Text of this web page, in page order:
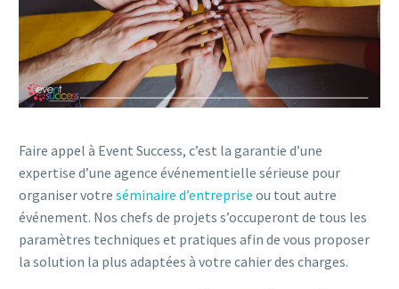
Faire appel à Event Success, c’est la garantie d’une
expertise d’une agence événementielle sérieuse pour
organiser votre séminaire d’entreprise ou tout autre
événement. Nos chefs de projets s’occuperont de tous les
paramètres techniques et pratiques afin de vous proposer
la solution la plus adaptées à votre cahier des charges.